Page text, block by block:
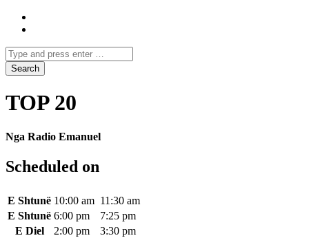
TOP 20
Nga Radio Emanuel
Scheduled on
E Shtunë 10:00 am 11:30 am
E Shtunë 6:00 pm
7:25 pm
E Diel
2:00 pm 3:30 pm